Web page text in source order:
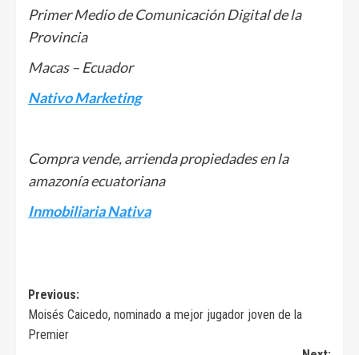
Primer Medio de Comunicación Digital de la
Provincia
Macas – Ecuador
Nativo Marketing
Compra vende, arrienda propiedades en la
amazonía ecuatoriana
Inmobiliaria Nativa
Navegación
de
Previous:
Moisés Caicedo, nominado a mejor jugador joven de la
Premier